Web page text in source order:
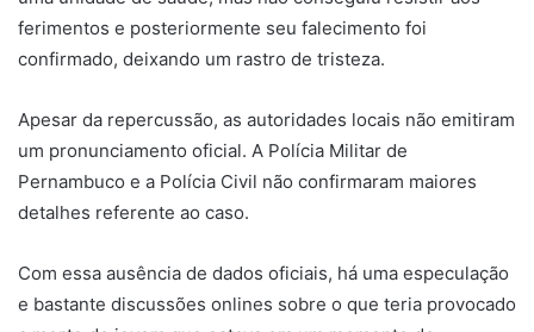
ferimentos e posteriormente seu falecimento foi
confirmado, deixando um rastro de tristeza.
Apesar da repercussão, as autoridades locais não emitiram
um pronunciamento oficial. A Polícia Militar de
Pernambuco e a Polícia Civil não confirmaram maiores
detalhes referente ao caso.
Com essa ausência de dados oficiais, há uma especulação
e bastante discussões onlines sobre o que teria provocado